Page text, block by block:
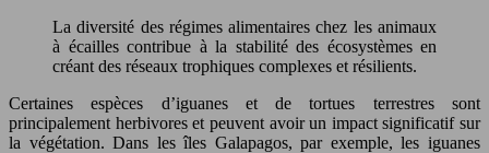
La diversité des régimes alimentaires chez les animaux
à écailles contribue à la stabilité des écosystèmes en
créant des réseaux trophiques complexes et résilients.
Certaines espèces d’iguanes et de tortues terrestres sont
principalement herbivores et peuvent avoir un impact significatif sur
la végétation. Dans les îles Galapagos, par exemple, les iguanes